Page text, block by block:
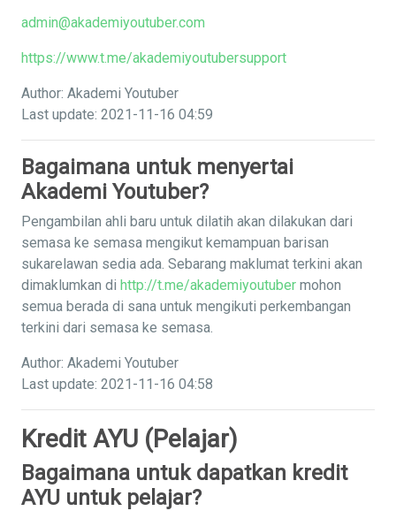
admin@akademiyoutuber.com
https://www.t.me/akademiyoutubersupport
Author: Akademi Youtuber
Last update: 2021-11-16 04:59
Bagaimana untuk menyertai
Akademi Youtuber?
Pengambilan ahli baru untuk dilatih akan dilakukan dari
semasa ke semasa mengikut kemampuan barisan
sukarelawan sedia ada. Sebarang maklumat terkini akan
dimaklumkan di http://t.me/akademiyoutuber mohon
semua berada di sana untuk mengikuti perkembangan
terkini dari semasa ke semasa.
Author: Akademi Youtuber
Last update: 2021-11-16 04:58
Kredit AYU (Pelajar)
Bagaimana untuk dapatkan kredit
AYU untuk pelajar?